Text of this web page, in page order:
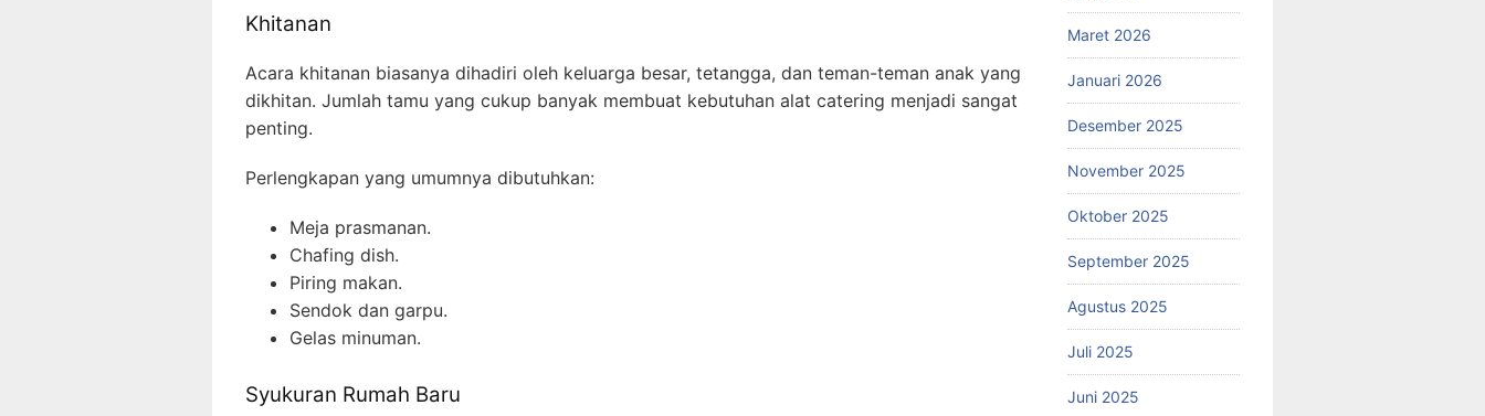
Khitanan
Acara khitanan biasanya dihadiri oleh keluarga besar, tetangga, dan teman-teman anak yang
dikhitan. Jumlah tamu yang cukup banyak membuat kebutuhan alat catering menjadi sangat
penting.
Perlengkapan yang umumnya dibutuhkan:
Meja prasmanan.
Chafing dish.
Piring makan.
Sendok dan garpu.
Gelas minuman.
Syukuran Rumah Baru
Maret 2026
Januari 2026
Desember 2025
November 2025
Oktober 2025
September 2025
Agustus 2025
Juli 2025
Juni 2025